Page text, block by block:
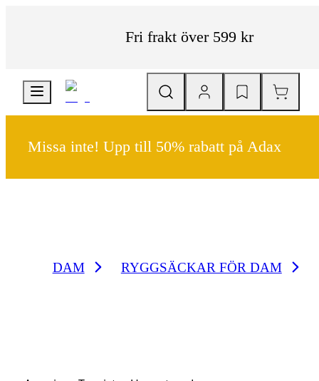
Fri frakt över 599 kr
Missa inte! Upp till 50% rabatt på Adax
DAM RYGGSÄCKAR FÖR DAM